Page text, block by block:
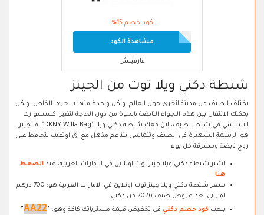
كود خصم 15%
مشاهدة الكود
فارفيتش
شنطة دكني ويلا توت من الجينز
يختلف الصيف من مدينة لأخرى حول العالم، ولكل واحدة منها سحرها الخاص، ولكن
يمكنك الانتقال بين هذه الاجواء النابضة بالحياة من دون الحاجة لتغير اكسسوارك
الاساسي في شنط الصيف، لان معك شنطة دكني ويلا "DKNY Willa Bag"، فالجينز
هو الرسمة الشهيرة في الصيف وتتماشى بتناغم مذهل مع اي اوتفيت لتحافظ على
روح نابضة ومشرقة كل يوم.
اشتر شنطة دكني ويلا جينز توت اونلاين في الامارات العربية، عند الضغط
هنا
سعر شنطة دكني ويلا جينز توت اونلاين في الامارات العربية هو: 700 درهم
اماراتي بعد عروض صيف 2026 من دكني
يلعب كود خصم دكني في تخفيض قيمة مشترياتك كافة وهو: "
AA22
"